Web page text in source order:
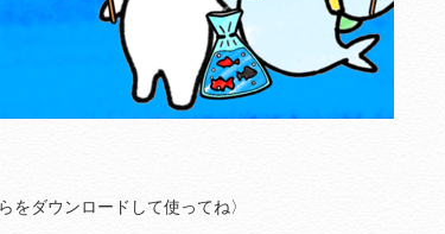
をダウンロードして使ってね〉